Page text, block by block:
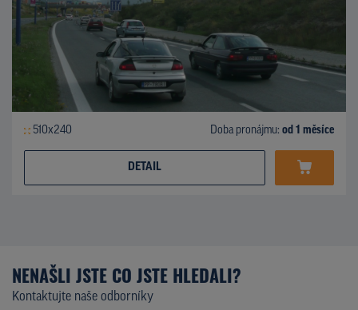
510x240 Doba pronájmu: od 1 měsíce
DETAIL
NENAŠLI JSTE CO JSTE HLEDALI?
Kontaktujte naše odborníky